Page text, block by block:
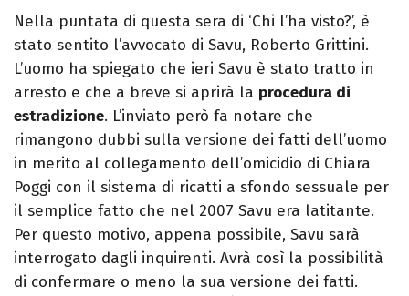
Nella puntata di questa sera di ‘Chi l’ha visto?’, è
stato sentito l’avvocato di Savu, Roberto Grittini.
L’uomo ha spiegato che ieri Savu è stato tratto in
arresto e che a breve si aprirà la procedura di
estradizione. L’inviato però fa notare che
rimangono dubbi sulla versione dei fatti dell’uomo
in merito al collegamento dell’omicidio di Chiara
Poggi con il sistema di ricatti a sfondo sessuale per
il semplice fatto che nel 2007 Savu era latitante.
Per questo motivo, appena possibile, Savu sarà
interrogato dagli inquirenti. Avrà così la possibilità
di confermare o meno la sua versione dei fatti.